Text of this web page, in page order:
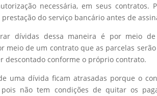
necessária, em seus
do serviço bancário antes de
dívidas dessa maneira é por meio
meio de um contrato que as parcelas
descontado conforme o próprio contrato.
uma dívida ficam atrasadas porque o
não tem condições de quitar os